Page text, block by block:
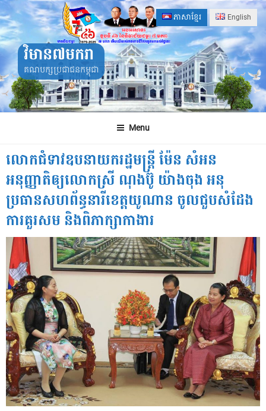
Skip
to
content
ភាសាខ្មែរ English
វិមាន៧មករា
គណបក្សប្រជាជនកម្ពុជា
Menu
លោកជំទាវឧបនាយករដ្ឋមន្ត្រី ម៉ែន សំអន
អនុញ្ញាតិឲ្យលោកស្រី ណុងប៊ូ យ៉ាងចុង អនុ
ប្រធានសហព័ន្ធនារីខេត្តយូណាន ចូលជួបសំដែង
ការគួរសម និងពិភាក្សាកាងារ